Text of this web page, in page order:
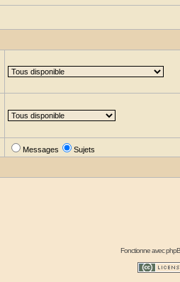
Messages Sujets
Fonctionne avec